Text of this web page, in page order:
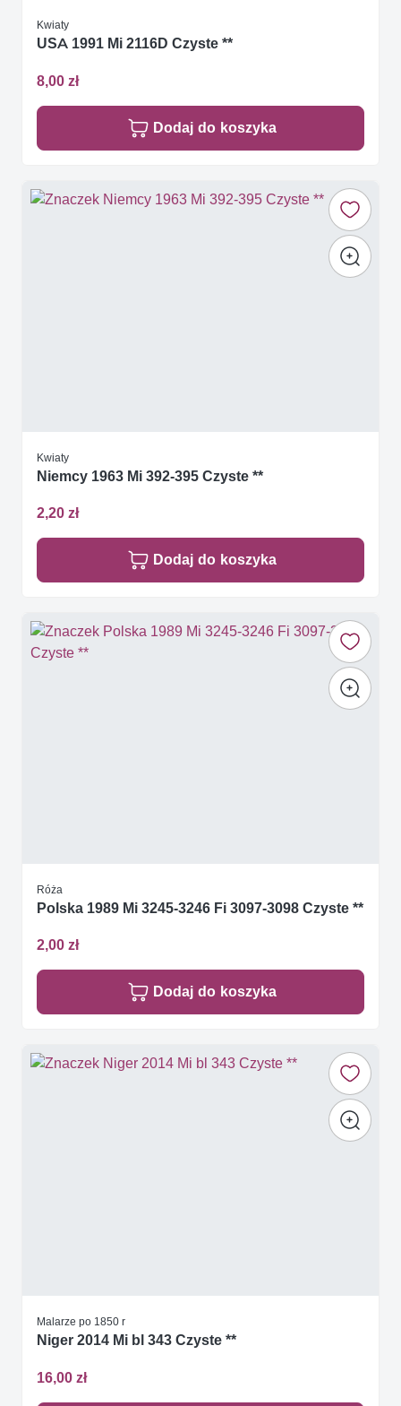
Kwiaty
USA 1991 Mi 2116D Czyste **
8,00 zł
Dodaj do koszyka
Kwiaty
Niemcy 1963 Mi 392-395 Czyste **
2,20 zł
Dodaj do koszyka
Róża
Polska 1989 Mi 3245-3246 Fi 3097-3098 Czyste **
2,00 zł
Dodaj do koszyka
Malarze po 1850 r
Niger 2014 Mi bl 343 Czyste **
16,00 zł